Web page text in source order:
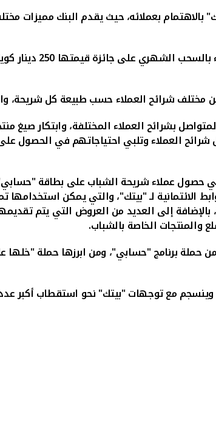
بالاهتمام بعملائه، حيث يقدم البنك مميزات
كويتي شهريا، بالاضافة الى 3 سحوبات على 3 سيارات
مختلف شرائح العملاء حسب طبيعة كل شريحة،
بشرائح العملاء المختلفة، وابتكار صيغ
العملاء وتلبي احتياجاتهم في الحصول
حصول عملاء شريحة الشباب على بطاقة
لـ "بيتك"، والتي يمكن استخدامها
بالإضافة إلى العديد من العروض التي يتم
والمنتجات الخاصة بالشباب.
حملة برنامج "حسابي"، ومن ابرزها حملة "خلها
مع توجهات "بيتك" نحو استقطاب أكبر